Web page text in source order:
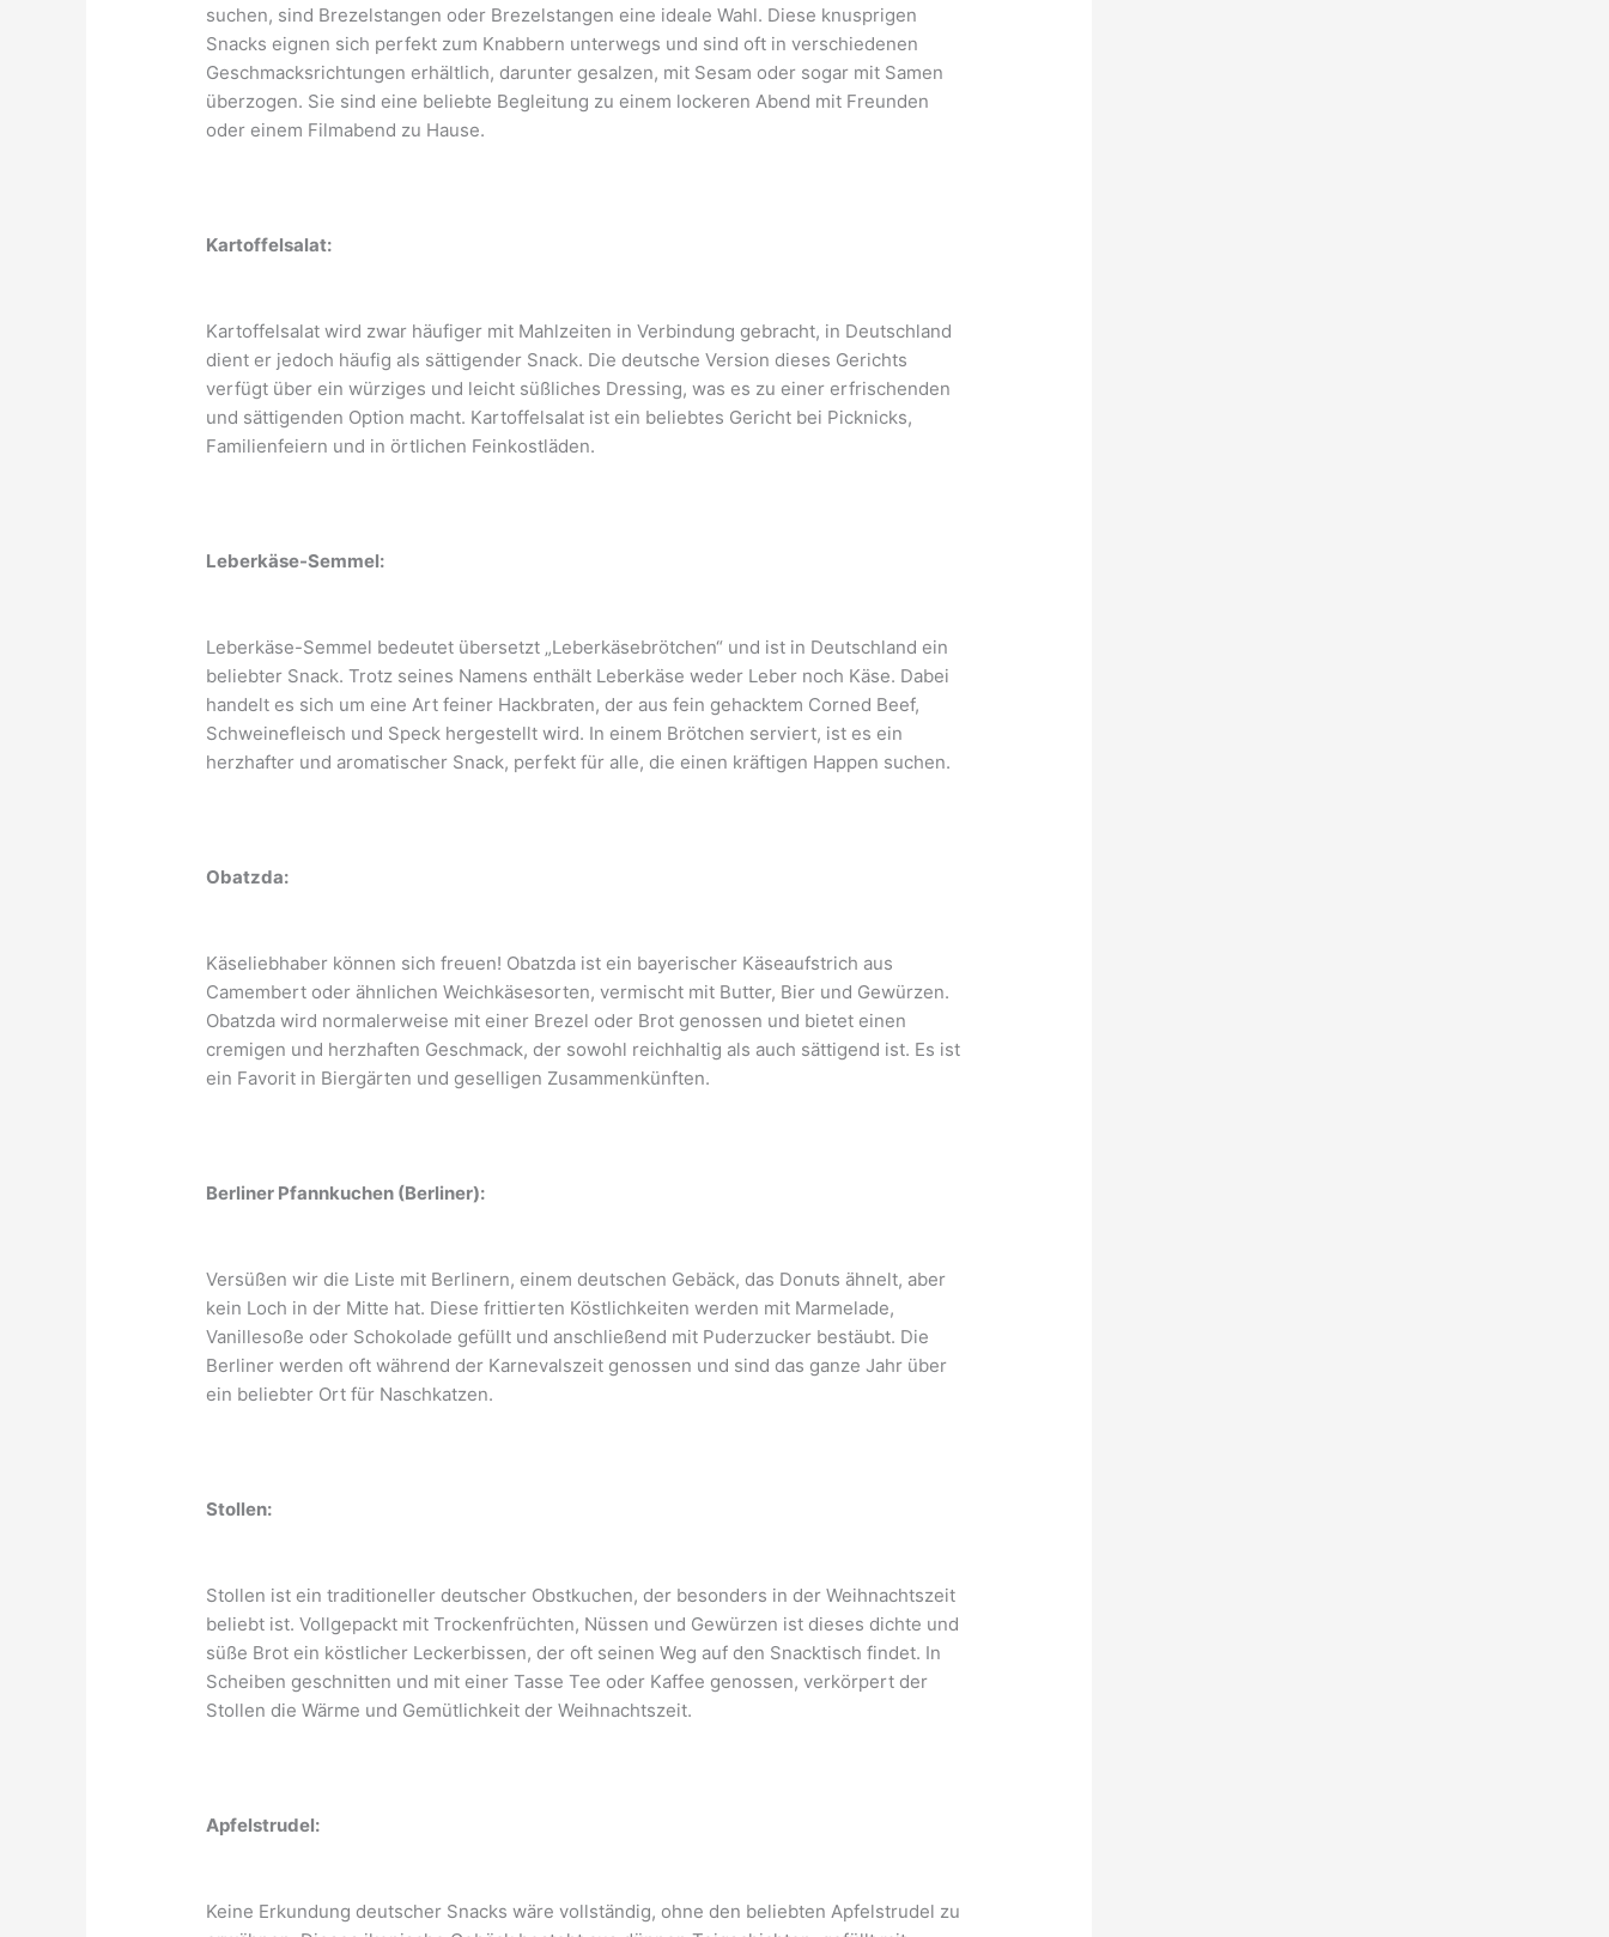
suchen, sind Brezelstangen oder Brezelstangen eine ideale Wahl. Diese knusprigen
Snacks eignen sich perfekt zum Knabbern unterwegs und sind oft in verschiedenen
Geschmacksrichtungen erhältlich, darunter gesalzen, mit Sesam oder sogar mit Samen
überzogen. Sie sind eine beliebte Begleitung zu einem lockeren Abend mit Freunden
oder einem Filmabend zu Hause.
Kartoffelsalat:
Kartoffelsalat wird zwar häufiger mit Mahlzeiten in Verbindung gebracht, in Deutschland
dient er jedoch häufig als sättigender Snack. Die deutsche Version dieses Gerichts
verfügt über ein würziges und leicht süßliches Dressing, was es zu einer erfrischenden
und sättigenden Option macht. Kartoffelsalat ist ein beliebtes Gericht bei Picknicks,
Familienfeiern und in örtlichen Feinkostläden.
Leberkäse-Semmel:
Leberkäse-Semmel bedeutet übersetzt „Leberkäsebrötchen“ und ist in Deutschland ein
beliebter Snack. Trotz seines Namens enthält Leberkäse weder Leber noch Käse. Dabei
handelt es sich um eine Art feiner Hackbraten, der aus fein gehacktem Corned Beef,
Schweinefleisch und Speck hergestellt wird. In einem Brötchen serviert, ist es ein
herzhafter und aromatischer Snack, perfekt für alle, die einen kräftigen Happen suchen.
Obatzda:
Käseliebhaber können sich freuen! Obatzda ist ein bayerischer Käseaufstrich aus
Camembert oder ähnlichen Weichkäsesorten, vermischt mit Butter, Bier und Gewürzen.
Obatzda wird normalerweise mit einer Brezel oder Brot genossen und bietet einen
cremigen und herzhaften Geschmack, der sowohl reichhaltig als auch sättigend ist. Es ist
ein Favorit in Biergärten und geselligen Zusammenkünften.
Berliner Pfannkuchen (Berliner):
Versüßen wir die Liste mit Berlinern, einem deutschen Gebäck, das Donuts ähnelt, aber
kein Loch in der Mitte hat. Diese frittierten Köstlichkeiten werden mit Marmelade,
Vanillesoße oder Schokolade gefüllt und anschließend mit Puderzucker bestäubt. Die
Berliner werden oft während der Karnevalszeit genossen und sind das ganze Jahr über
ein beliebter Ort für Naschkatzen.
Stollen:
Stollen ist ein traditioneller deutscher Obstkuchen, der besonders in der Weihnachtszeit
beliebt ist. Vollgepackt mit Trockenfrüchten, Nüssen und Gewürzen ist dieses dichte und
süße Brot ein köstlicher Leckerbissen, der oft seinen Weg auf den Snacktisch findet. In
Scheiben geschnitten und mit einer Tasse Tee oder Kaffee genossen, verkörpert der
Stollen die Wärme und Gemütlichkeit der Weihnachtszeit.
Apfelstrudel:
Keine Erkundung deutscher Snacks wäre vollständig, ohne den beliebten Apfelstrudel zu